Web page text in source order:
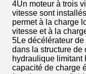
4Un moteur à trois
vitesse sont
permet à la charge
vitesse et à la
5Le décélérateur
dans la structure de
hydraulique limitant
capacité de charge